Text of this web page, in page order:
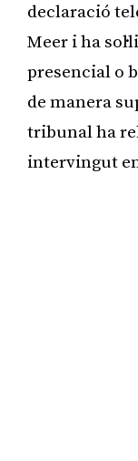
declaració
Meer i ha
presencial o
de manera
tribunal ha
intervingut